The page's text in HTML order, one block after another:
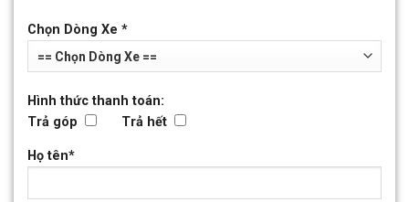
Chọn Dòng Xe *
Hình thức thanh toán:
Trả góp
Trả hết
Họ tên*